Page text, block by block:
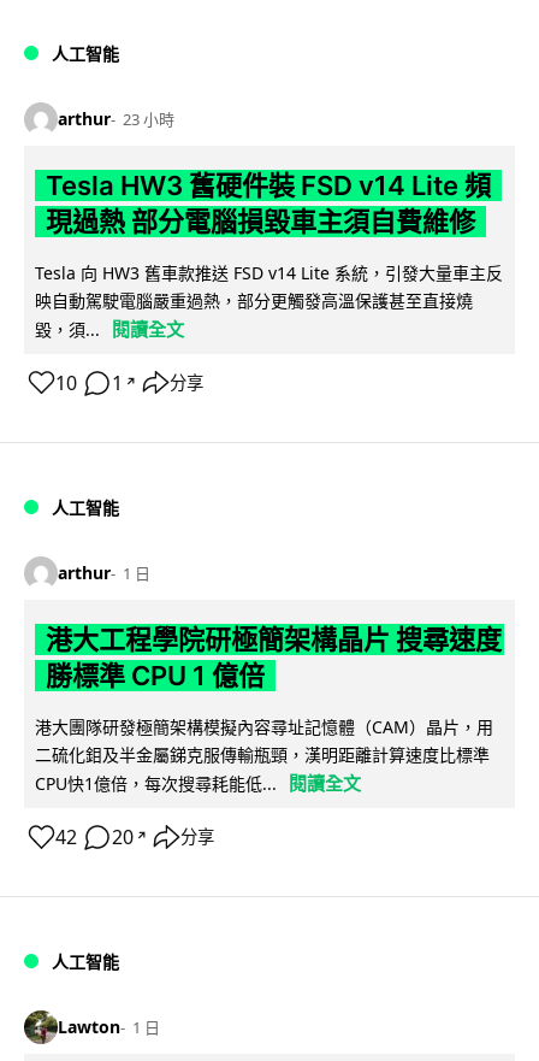
人工智能
arthur 23 小時
Tesla HW3 舊硬件裝 FSD v14 Lite 頻
現過熱 部分電腦損毀車主須自費維修
Tesla 向 HW3 舊車款推送 FSD v14 Lite 系統，引發大量車主反
映自動駕駛電腦嚴重過熱，部分更觸發高溫保護甚至直接燒
毀，須...
閱讀全文
10 1 ↗ 分享
人工智能
arthur 1 日
港大工程學院研極簡架構晶片 搜尋速度
勝標準 CPU 1 億倍
港大團隊研發極簡架構模擬內容尋址記憶體（CAM）晶片，用
二硫化鉬及半金屬銻克服傳輸瓶頸，漢明距離計算速度比標準
CPU快1億倍，每次搜尋耗能低...
閱讀全文
42 20 ↗ 分享
人工智能
Lawton 1 日